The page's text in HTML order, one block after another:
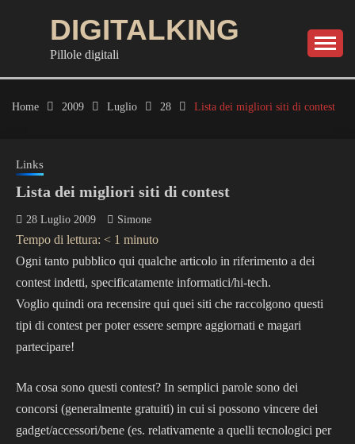
DIGITALKING
Pillole digitali
Home 2009 Luglio 28 Lista dei migliori siti di contest
Links
Lista dei migliori siti di contest
28 Luglio 2009 Simone
Tempo di lettura: < 1 minuto
Ogni tanto pubblico qui qualche articolo in riferimento a dei
contest indetti, specificatamente informatici/hi-tech.
Voglio quindi ora recensire qui quei siti che raccolgono questi
tipi di contest per poter essere sempre aggiornati e magari
partecipare!
Ma cosa sono questi contest? In semplici parole sono dei
concorsi (generalmente gratuiti) in cui si possono vincere dei
gadget/accessori/bene (es. relativamente a quelli tecnologici per